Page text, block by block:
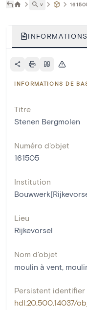
˅
INFORMATIONS
INFORMATIONS DE
Titre
Stenen Bergmolen
Numéro d'objet
161505
Institution
Lieu
Rijkevorsel
Nom d'objet
moulin à vent,
Persistent identifier
hdl:20.500.14037/